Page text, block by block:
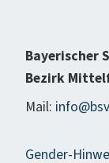
Bayerischer
Bezirk
Mail:
Gender-